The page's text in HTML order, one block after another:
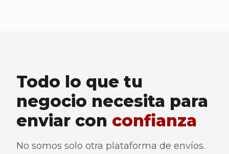
Todo lo que tu
negocio necesita para
enviar con confianza
No somos solo otra plataforma de envíos.